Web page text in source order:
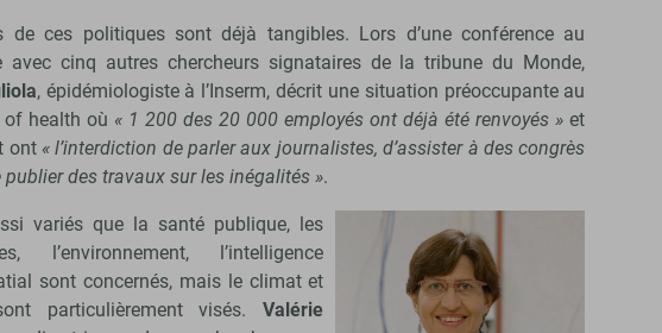
de ces politiques sont déjà tangibles. Lors d’une conférence au
avec cinq autres chercheurs signataires de la tribune du Monde,
, épidémiologiste à l’Inserm, décrit une situation préoccupante au
health où « 1 200 des 20 000 employés ont déjà été renvoyés » et
ont « l’interdiction de parler aux journalistes, d’assister à des congrès
des travaux sur les inégalités ».
variés que la santé publique, les
l’environnement, l’intelligence
sont concernés, mais le climat et
particulièrement visés.Valérie